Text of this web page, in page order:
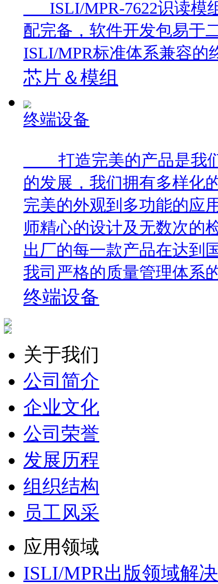
ISLI/MPR-7622识读模
配完备，软件开发包易于
ISLI/MPR标准体系兼容的
芯片＆模组
终端设备
打造完美的产品是我们
的发展，我们拥有多样化
完美的外观到多功能的应
师精心的设计及无数次的
出厂的每一款产品在达到
我司严格的质量管理体系
终端设备
关于我们
公司简介
企业文化
公司荣誉
发展历程
组织结构
员工风采
应用领域
ISLI/MPR出版领域解